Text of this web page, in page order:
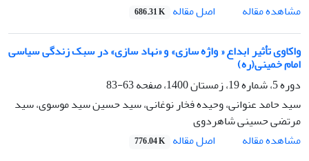
مشاهده مقاله اصل مقاله 686.31 K
واکاوی تأثیر ابداع « واژه سازی» و «نهاد سازی» در سبک زندگی سیاسی
امام خمینی(ره)
دوره 5، شماره 19، زمستان 1400، صفحه
63-83
سید حامد عنوانی، وحیده فخار نوغانی، سید حسین سید موسوی، سید
مرتضی حسینی شاهردوی
مشاهده مقاله
اصل مقاله 776.04 K